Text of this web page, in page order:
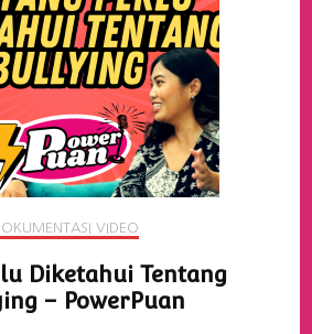
VIDEO
Diketahui Tentang
– PowerPuan